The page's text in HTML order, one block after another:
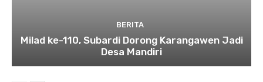
BERITA
Milad ke-110, Subardi Dorong Karangawen Jadi
Desa Mandiri